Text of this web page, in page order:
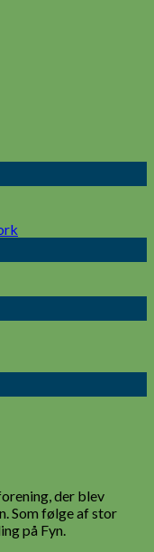
der blev
Som følge af stor
på Fyn.